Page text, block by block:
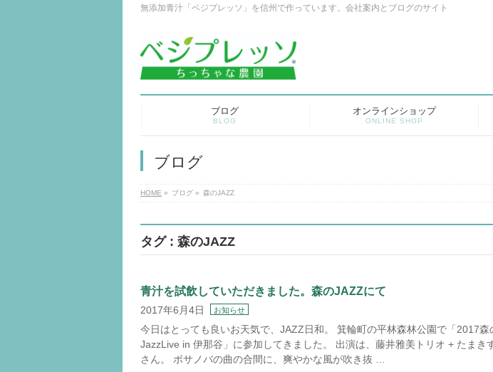
無添加青汁「ベジプレッソ」を信州で作っています。会社案内とブログのサイト
ブログ
BLOG
オンラインショップ
ONLINE SHOP
ブログ
HOME » ブログ » 森のJAZZ
タグ : 森のJAZZ
青汁を試飲していただきました。森のJAZZにて
2017年6月4日 お知らせ
今日はとっても良いお天気で、JAZZ日和。 箕輪町の平林森林公園で「2017森
JazzLive in 伊那谷」に参加してきました。 出演は、藤井雅美トリオ + たまき
さん。 ボサノバの曲の合間に、爽やかな風が吹き抜 …